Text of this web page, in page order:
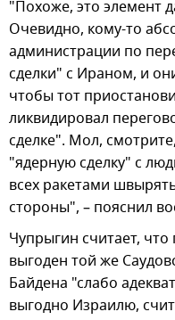
"Похоже, это элемент
Очевидно, кому-то
администрации по
сделки" с Ираном, и
чтобы тот
ликвидировал
сделке". Мол,
"ядерную сделку" с
всех ракетами
стороны", – пояснил
Чупрыгин считает,
выгоден той же
Байдена "слабо
выгодно Израилю,